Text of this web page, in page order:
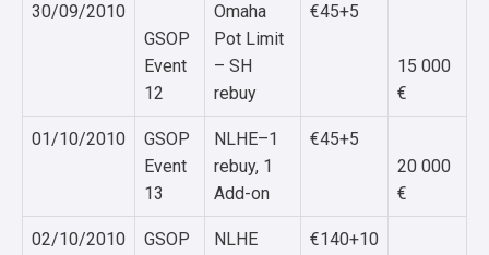
30/09/2010
GSOP
Event
12
Omaha
Pot Limit
– SH
rebuy
€45+5
15 000
€
01/10/2010
GSOP
Event
13
NLHE–1
rebuy, 1
Add-on
€45+5
20 000
€
02/10/2010
GSOP
NLHE
€140+10